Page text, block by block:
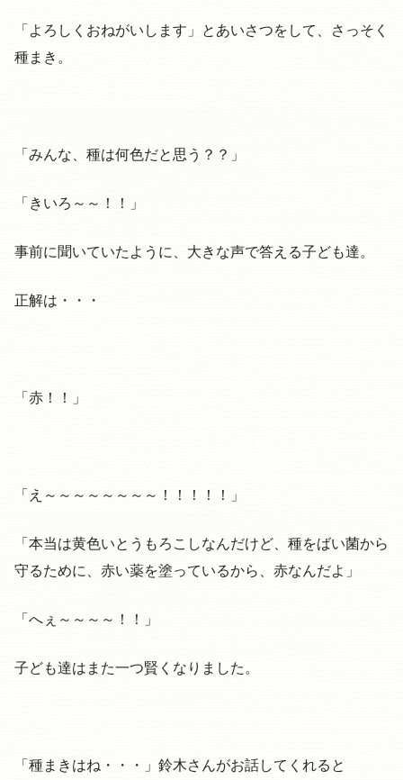
「よろしくおねがいします」とあいさつをして、さっそく
種まき。
「みんな、種は何色だと思う？？」
「きいろ～～！！」
事前に聞いていたように、大きな声で答える子ども達。
正解は・・・
「赤！！」
「え～～～～～～～～！！！！！」
「本当は黄色いとうもろこしなんだけど、種をばい菌から
守るために、赤い薬を塗っているから、赤なんだよ」
「へぇ～～～～！！」
子ども達はまた一つ賢くなりました。
「種まきはね・・・」鈴木さんがお話してくれると